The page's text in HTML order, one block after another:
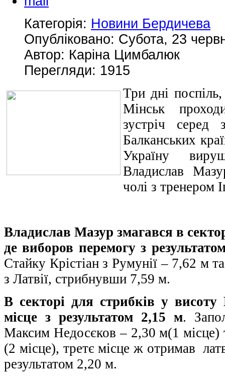
Категорія: Новини Бердичева
Опубліковано: Субота, 23
Автор: Каріна Цимбалюк
Перегляди: 1915
Три дні
Мінськ
зустріч серед
Балканських
Україну
Владислав
чолі з тренером
Владислав Мазур змагався в
де виборов перемогу з
Стайку Крістіан з Румунії – 7,62 м
з Латвії, стрибнувши 7,59 м.
В секторі для стрибків у
місце з результатом 2,15 м.
Максим Недосєков – 2,30 м(1
(2 місце), третє місце ж отримав
результатом 2,20 м.